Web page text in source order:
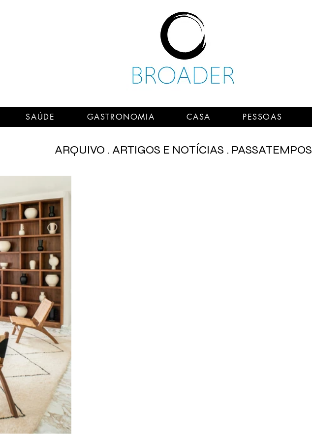
SAÚDE GASTRONOMIA CASA PESSOAS
ARQUIVO . ARTIGOS E NOTÍCIAS . PASSATEMPOS